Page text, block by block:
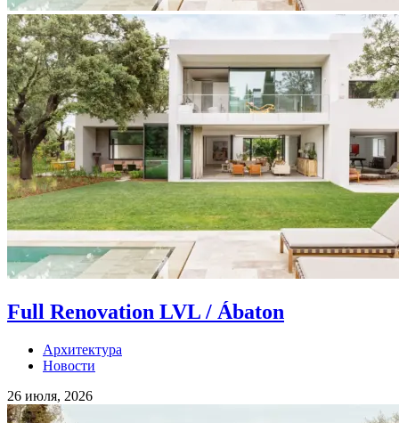
Full Renovation LVL / Ábaton
Архитектура
Новости
26 июля, 2026